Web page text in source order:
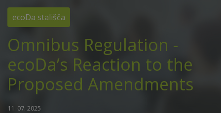
ecoDa stališča
Omnibus Regulation -
ecoDa’s Reaction to the
Proposed Amendments
11. 07. 2025